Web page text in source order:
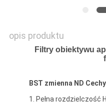
opis produktu
Filtry obiektywu
BST zmienna ND
1. Pełna rozdzielczość